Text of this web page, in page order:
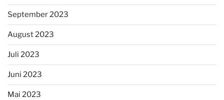
September 2023
August 2023
Juli 2023
Juni 2023
Mai 2023